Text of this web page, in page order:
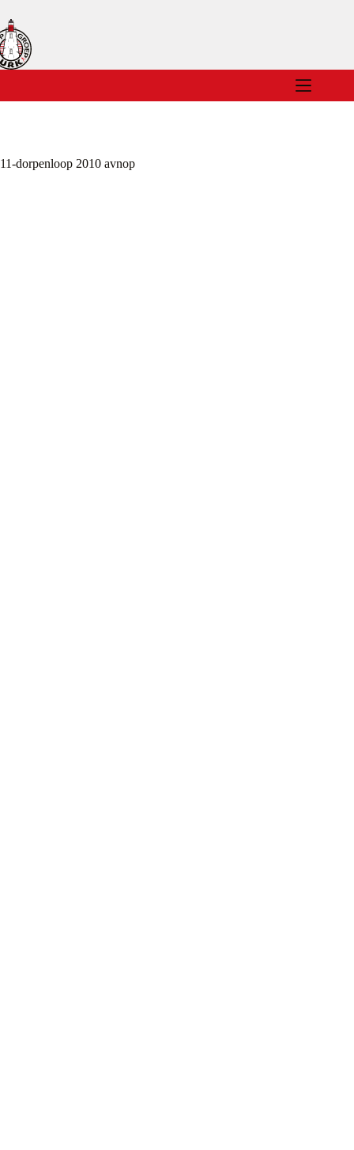
naar
de
inhoud
11-dorpenloop 2010 avnop